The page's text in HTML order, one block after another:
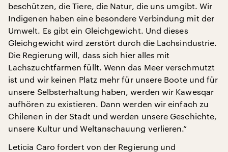
beschützen, die Tiere, die Natur, die uns umgibt. Wir
Indigenen haben eine besondere Verbindung mit der
Umwelt. Es gibt ein Gleichgewicht. Und dieses
Gleichgewicht wird zerstört durch die Lachsindustrie.
Die Regierung will, dass sich hier alles mit
Lachszuchtfarmen füllt. Wenn das Meer verschmutzt
ist und wir keinen Platz mehr für unsere Boote und für
unsere Selbsterhaltung haben, werden wir Kawesqar
aufhören zu existieren. Dann werden wir einfach zu
Chilenen in der Stadt und werden unsere Geschichte,
unsere Kultur und Weltanschauung verlieren.“
Leticia Caro fordert von der Regierung und